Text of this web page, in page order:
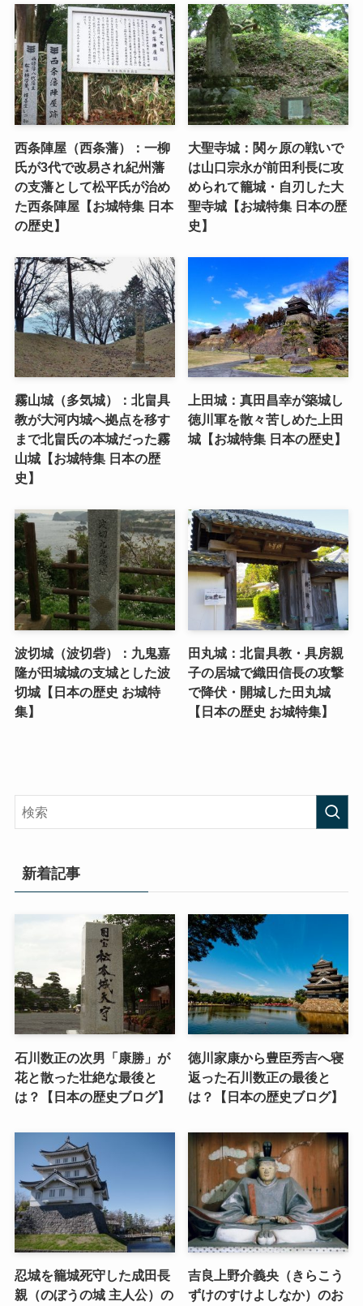
西条陣屋（西条藩）：一柳
氏が3代で改易され紀州藩
の支藩として松平氏が治め
た西条陣屋【お城特集 日本
の歴史】
大聖寺城：関ヶ原の戦いで
は山口宗永が前田利長に攻
められて籠城・自刃した大
聖寺城【お城特集 日本の歴
史】
霧山城（多気城）：北畠具
教が大河内城へ拠点を移す
まで北畠氏の本城だった霧
山城【お城特集 日本の歴
史】
上田城：真田昌幸が築城し
徳川軍を散々苦しめた上田
城【お城特集 日本の歴史】
波切城（波切砦）：九鬼嘉
隆が田城城の支城とした波
切城【日本の歴史 お城特
集】
田丸城：北畠具教・具房親
子の居城で織田信長の攻撃
で降伏・開城した田丸城
【日本の歴史 お城特集】
新着記事
石川数正の次男「康勝」が
花と散った壮絶な最後と
は？【日本の歴史ブログ】
徳川家康から豊臣秀吉へ寝
返った石川数正の最後と
は？【日本の歴史ブログ】
忍城を籠城死守した成田長
親（のぼうの城 主人公）の
吉良上野介義央（きらこう
ずけのすけよしなか）のお